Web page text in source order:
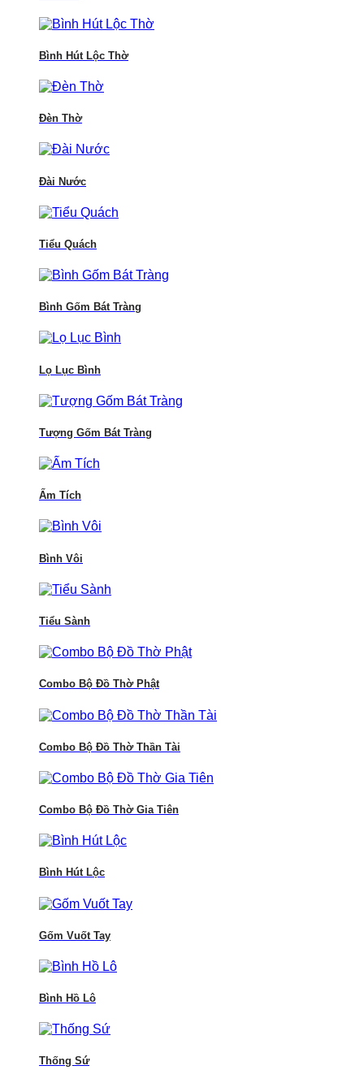
Bình Hút Lộc Thờ
Đèn Thờ
Đài Nước
Tiểu Quách
Bình Gốm Bát Tràng
Lọ Lục Bình
Tượng Gốm Bát Tràng
Ấm Tích
Bình Vôi
Tiểu Sành
Combo Bộ Đồ Thờ Phật
Combo Bộ Đồ Thờ Thần Tài
Combo Bộ Đồ Thờ Gia Tiên
Bình Hút Lộc
Gốm Vuốt Tay
Bình Hồ Lô
Thống Sứ